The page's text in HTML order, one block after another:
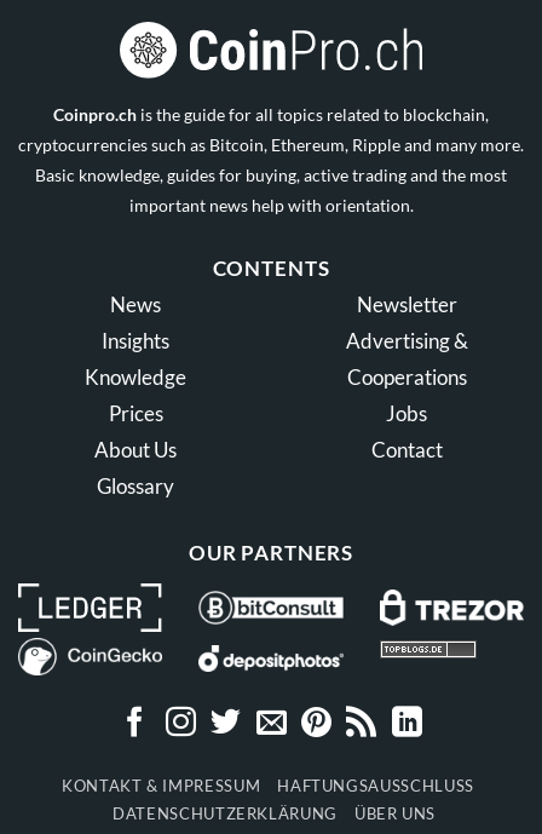
Coinpro.ch is the guide for all topics related to blockchain,
cryptocurrencies such as Bitcoin, Ethereum, Ripple and many more.
Basic knowledge, guides for buying, active trading and the most
important news help with orientation.
CONTENTS
News
Insights
Knowledge
Prices
About Us
Glossary
Newsletter
Advertising &
Cooperations
Jobs
Contact
OUR PARTNERS
KONTAKT & IMPRESSUM
HAFTUNGSAUSSCHLUSS
DATENSCHUTZERKLÄRUNG
ÜBER UNS